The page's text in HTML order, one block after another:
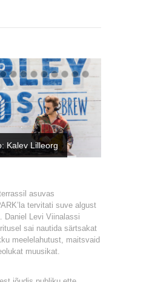
Kalev Lilleorg
asuvas
tervitati suve algust
Daniel Levi Viinalassi
sai nautida särtsakat
meelelahutust, maitsvaid
muusikat.